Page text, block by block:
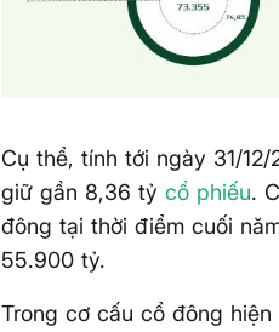
Cụ thể, tính tới ngày 31/
giữ gần 8,36 tỷcổ phiếu.
đông tại thời điểm cuối
55.900 tỷ.
Trong cơ cấu cổ đông